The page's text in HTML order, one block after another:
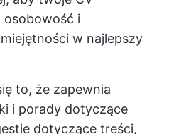
osobowość i
w najlepszy
to, że zapewnia
i porady dotyczące
dotyczące treści,